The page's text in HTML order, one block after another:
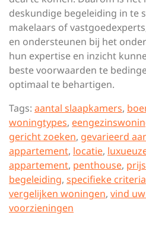
deskundige begeleiding in te
makelaars of
en ondersteunen bij het
hun expertise en inzicht
beste voorwaarden te
optimaal te behartigen.
Tags: aantal slaapkamers,
woningtypes,
gericht zoeken, gevarieerd
appartement, locatie,
appartement, penthouse,
begeleiding, specifieke criteria
vergelijken woningen, vind
voorzieningen